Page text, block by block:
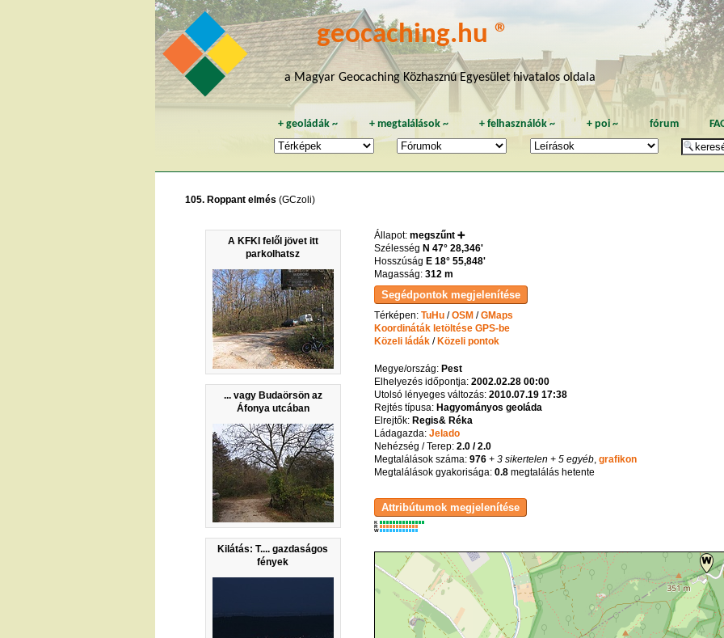
geocaching.hu ®
a Magyar Geocaching Közhasznú Egyesület hivatalos oldala
+geoládák ~ + megtalálások~ +felhasználók~ + poi~ fórum
105. Roppant elmés (GCzoli)
A KFKI felől jövet itt
parkolhatsz
... vagy Budaörsön az
Áfonya utcában
Kilátás: T.... gazdaságos
fények
Állapot: megszűnt ➕
Szélesség N 47° 28,346'
Hosszúság E 18° 55,848'
Magasság: 312 m
Térképen: TuHu/OSM /GMaps
Koordináták letöltése GPS-be
Közeli ládák/ Közeli pontok
Megye/ország: Pest
Elhelyezés időpontja: 2002.02.28 00:00
Utolsó lényeges változás: 2010.07.19 17:38
Rejtés típusa: Hagyományos geoláda
Elrejtők: Regis& Réka
Ládagazda: Jelado
Nehézség / Terep: 2.0 / 2.0
Megtalálások száma: 976+ 3 sikertelen + 5 egyéb, grafikon
Megtalálások gyakorisága: 0.8megtalálás hetente
K
R
W